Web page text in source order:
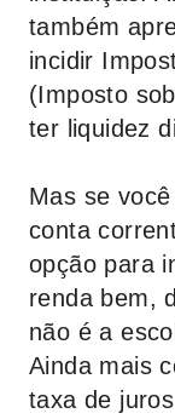
também
incidir
(Imposto
ter liquidez
Mas se
conta
opção para
renda bem,
não é a
Ainda mais
taxa de